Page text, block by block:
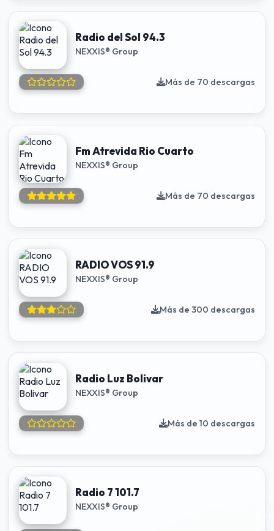
Radio del Sol 94.3
NEXXIS® Group
Más de 70 descargas
Fm Atrevida Rio Cuarto
NEXXIS® Group
Más de 70 descargas
RADIO VOS 91.9
NEXXIS® Group
Más de 300 descargas
Radio Luz Bolivar
NEXXIS® Group
Más de 10 descargas
Radio 7 101.7
NEXXIS® Group